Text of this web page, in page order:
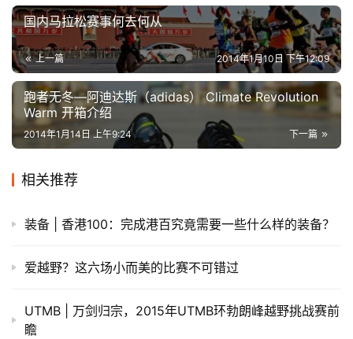
国内马拉松赛事何去何从
上一篇 2014年1月10日 下午12:09
跑者无冬—阿迪达斯（adidas） Climate Revolution
Warm 开箱介绍
下一篇
2014年1月14日 上午9:24
相关推荐
装备 | 香港100：完成港百究竟需要一些什么样的装备？
爱越野？这六场小而美的比赛不可错过
UTMB | 万剑归宗，2015年UTMB环勃朗峰越野挑战赛前
瞻